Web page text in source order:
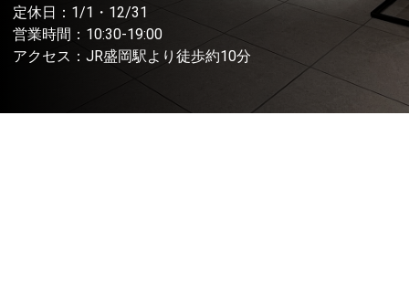
定休日：1/1・12/31
営業時間：10:30-19:00
アクセス：JR盛岡駅より徒歩約10分